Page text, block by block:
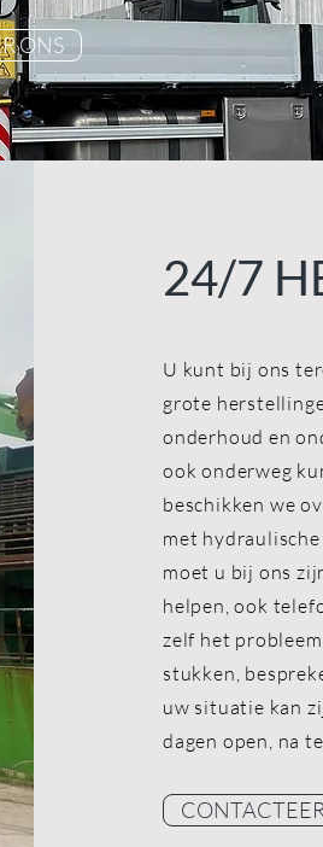
ONS
24/7
U kunt bij ons
grote
onderhoud en
ook onderweg
beschikken we
met
moet u bij ons
helpen, ook
zelf het
stukken,
uw situatie kan
dagen open, na